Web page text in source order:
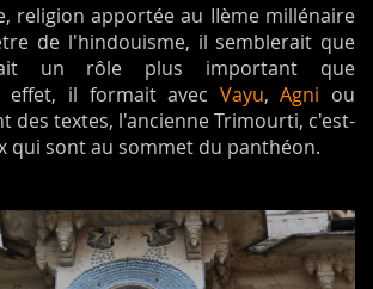
religion apportée au IIème millénaire
de l'hindouisme, il semblerait que
un rôle plus important que
effet, il formait avec Vayu,Agni ou
des textes, l'ancienne Trimourti, c'est-
qui sont au sommet du panthéon.